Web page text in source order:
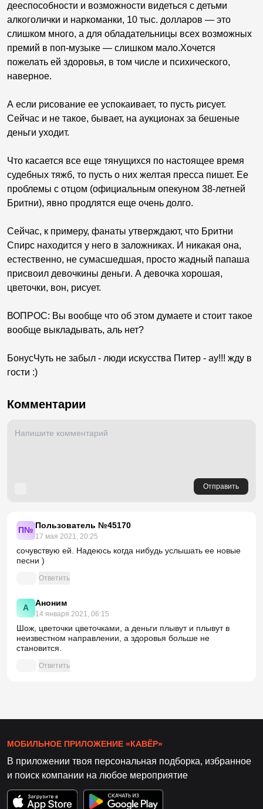
дееспособности и возможности видеться с детьми
алкоголички и наркоманки, 10 тыс. долларов — это
слишком много, а для обладательницы всех возможных
премий в поп-музыке — слишком мало.Хочется
пожелать ей здоровья, в том числе и психического,
наверное.
А если рисование ее успокаивает, то пусть рисует.
Сейчас и не такое, бывает, на аукционах за бешеные
деньги уходит.
Что касается все еще тянущихся по настоящее время
судебных тяжб, то пусть о них желтая пресса пишет. Ее
проблемы с отцом (официальным опекуном 38-летней
Бритни), явно продлятся еще очень долго.
Сейчас, к примеру, фанаты утверждают, что Бритни
Спирс находится у него в заложниках. И никакая она,
естественно, не сумасшедшая, просто жадный папаша
присвоил девочкины деньги. А девочка хорошая,
цветочки, вон, рисует.
ВОПРОС: Вы вообще что об этом думаете и стоит такое
вообще выкладывать, аль нет?
БонусЧуть не забыл - люди искусства Питер - ау!!! жду в
гости :)
Комментарии
Отправить
П№ Пользователь №45170
17 мая 2021, 20:25
сочувствую ей. Надеюсь когда нибудь услышать ее новые
песни )
Ответить
А Аноним
14 января 2021, 06:15
Шож, цветочки цветочками, а деньги плывут и плывут в
неизвестном направлении, а здоровья больше не
становится.
Ответить
МОБИЛЬНОЕ ПРИЛОЖЕНИЕ «КАВЁР»
В приложении твоя персональная подборка, избранное
и поиск компании на любое мероприятие